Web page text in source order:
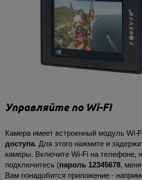
Управляйте по Wi-FI
Камера имеет встроенный модуль Wi-
доступа. Для этого нажмите и
камеры. Включите Wi-Fi на телефоне,
подключитесь (пароль 12345678,
Вам понадобится приложение -